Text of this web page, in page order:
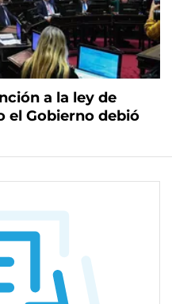
a la ley de
el Gobierno debió